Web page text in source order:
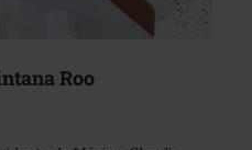
Roo